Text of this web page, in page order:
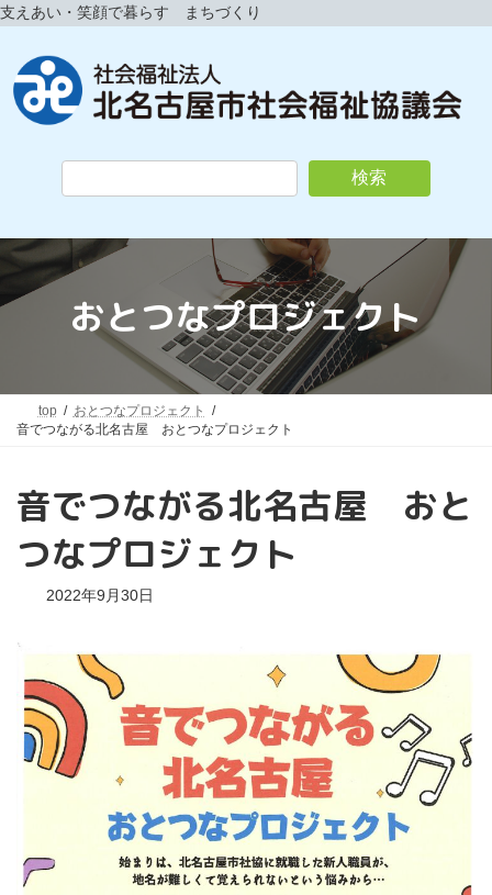
コ
ン
ン
ツ
ナ
ビ
ー
シ
支えあい・笑顔で暮らす まちづくり
検索
おとつなプロジェクト
top
おとつなプロジェクト
音でつながる北名古屋 おとつなプロジェクト
音でつながる北名古屋 おと
つなプロジェクト
2022年9月30日